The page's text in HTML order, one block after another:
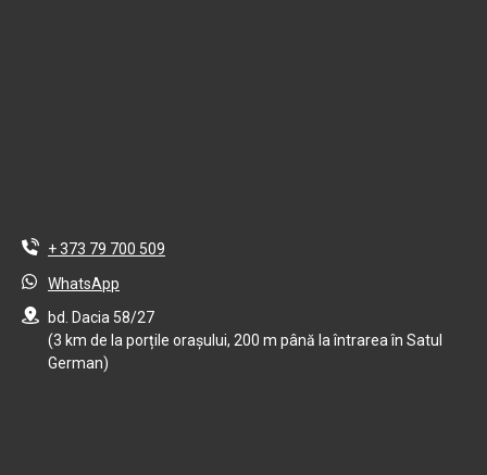
+ 373 79 700 509
WhatsApp
bd. Dacia 58/27
(3 km de la porțile orașului, 200 m până la întrarea în Satul
German)